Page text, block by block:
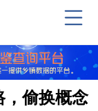
，偷换概念